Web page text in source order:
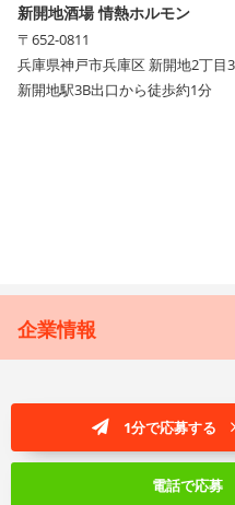
新開地酒場 情熱ホルモン
〒652-0811
兵庫県神戸市兵庫区 新開地2丁目
新開地駅3B出口から徒歩約1分
企業情報
1分で応募する
電話で応募